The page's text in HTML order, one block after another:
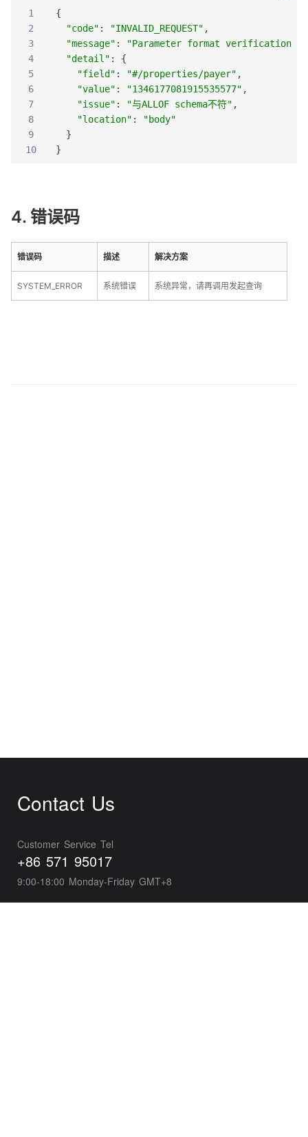
1
{
2
"code" : "INVALID_REQUEST" ,
3
"message" :
"Parameter format verification
4
"detail" :
{
5
"field" : "#/properties/payer" ,
6
"value" : "1346177081915535577" ,
7
"issue" : "与ALLOF schema不符" ,
8
"location" :
"body"
9
}
10
}
4. 错误码
错误码 描述 解决方案
SYSTEM_ERROR 系统错误 系统异常，请再调用发起查询
Contact Us
Customer Service Tel
+86 571 95017
9:00-18:00 Monday-Friday GMT+8